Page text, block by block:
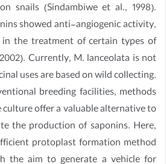
snails (Sindambiwe et al., 1998).
showed anti-angiogenic activity,
the treatment of certain types of
Currently, M. lanceolata is not
uses are based on wild collecting.
breeding facilities, methods
offer a valuable alternative to
the production of saponins. Here,
protoplast formation method
the aim to generate a vehicle for